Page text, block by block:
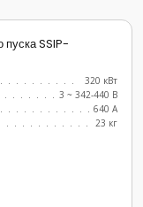
пуска SSIP-
320 кВт
3 ~ 342-440 В
640 А
23 кг